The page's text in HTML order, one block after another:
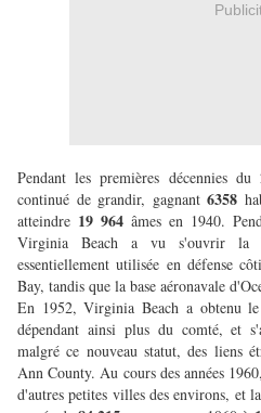
Pendant les premières décennies
continué de grandir, gagnant 6358
atteindre 19 964 âmes en 1940.
Virginia Beach a vu s'ouvrir la
essentiellement utilisée en défense
Bay, tandis que la base aéronavale
En 1952, Virginia Beach a obtenu
dépendant ainsi plus du comté, et
malgré ce nouveau statut, des liens
Ann County. Au cours des années
d'autres petites villes des environs, et